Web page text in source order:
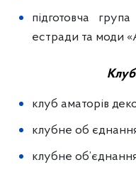
підготовча
естради та моди
клуб аматорів
клубне об
клубне